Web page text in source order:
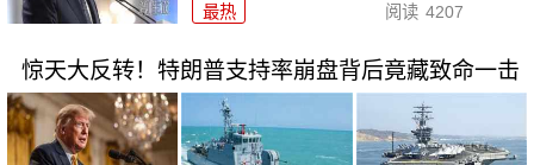
最热 阅读 4207
惊天大反转！特朗普支持率崩盘背后竟藏致命一击